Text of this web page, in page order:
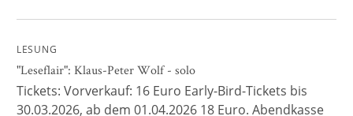
LESUNG
"Leseflair": Klaus-Peter Wolf - solo
Tickets: Vorverkauf: 16 Euro Early-Bird-Tickets bis
30.03.2026, ab dem 01.04.2026 18 Euro. Abendkasse